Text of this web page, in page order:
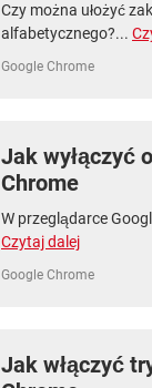
Czy można ułożyć
alfabetycznego?...
Google Chrome
Jak wyłączyć
Chrome
W przeglądarce
Czytaj dalej
Google Chrome
Jak włączyć